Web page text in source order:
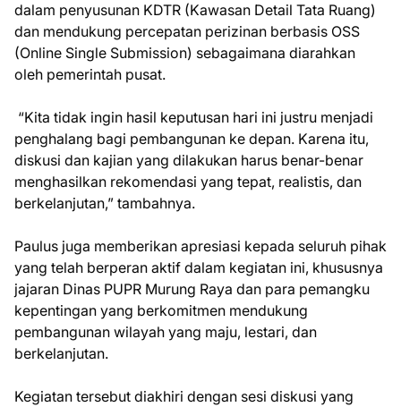
dalam penyusunan KDTR (Kawasan Detail Tata Ruang)
dan mendukung percepatan perizinan berbasis OSS
(Online Single Submission) sebagaimana diarahkan
oleh pemerintah pusat.
“Kita tidak ingin hasil keputusan hari ini justru menjadi
penghalang bagi pembangunan ke depan. Karena itu,
diskusi dan kajian yang dilakukan harus benar-benar
menghasilkan rekomendasi yang tepat, realistis, dan
berkelanjutan,” tambahnya.
Paulus juga memberikan apresiasi kepada seluruh pihak
yang telah berperan aktif dalam kegiatan ini, khususnya
jajaran Dinas PUPR Murung Raya dan para pemangku
kepentingan yang berkomitmen mendukung
pembangunan wilayah yang maju, lestari, dan
berkelanjutan.
Kegiatan tersebut diakhiri dengan sesi diskusi yang